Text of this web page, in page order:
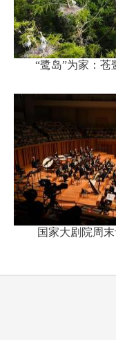
“鹭岛”为家：苍
国家大剧院周